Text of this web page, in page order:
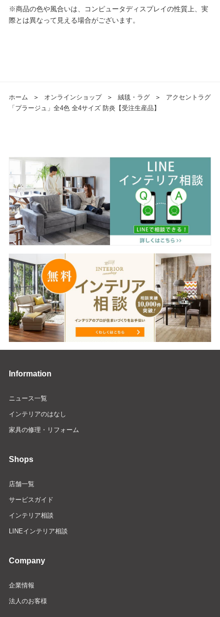
※商品の色や風合いは、コンピュータディスプレイの性質上、実
際とは異なって見える場合がございます。
ホーム ＞ オンラインショップ ＞ 絨毯・ラグ ＞
アクセントラグ
「プラージュ」全4色 全4サイズ 防炎【受注生産品】
Information
ニュース一覧
インテリアのはなし
家具の修理・リフォーム
Shops
店舗一覧
サービスガイド
インテリア相談
LINEインテリア相談
Company
企業情報
法人のお客様